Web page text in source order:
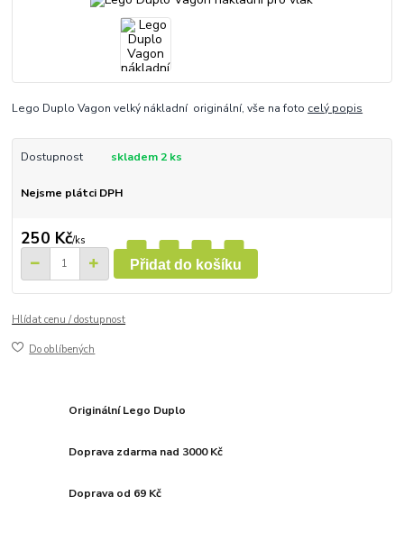
Lego Duplo Vagon velký nákladní originální, vše na foto celý popis
Dostupnost skladem 2 ks
Nejsme plátci DPH
250 Kč/ks
Přidat do košíku
Hlídat cenu / dostupnost
Do oblíbených
Originální Lego Duplo
Doprava zdarma nad 3000 Kč
Doprava od 69 Kč